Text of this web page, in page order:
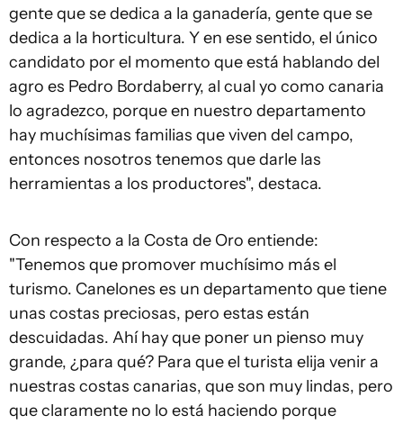
gente que se dedica a la ganadería, gente que se
dedica a la horticultura. Y en ese sentido, el único
candidato por el momento que está hablando del
agro es Pedro Bordaberry, al cual yo como canaria
lo agradezco, porque en nuestro departamento
hay muchísimas familias que viven del campo,
entonces nosotros tenemos que darle las
herramientas a los productores", destaca.
Con respecto a la Costa de Oro entiende:
"Tenemos que promover muchísimo más el
turismo. Canelones es un departamento que tiene
unas costas preciosas, pero estas están
descuidadas. Ahí hay que poner un pienso muy
grande, ¿para qué? Para que el turista elija venir a
nuestras costas canarias, que son muy lindas, pero
que claramente no lo está haciendo porque